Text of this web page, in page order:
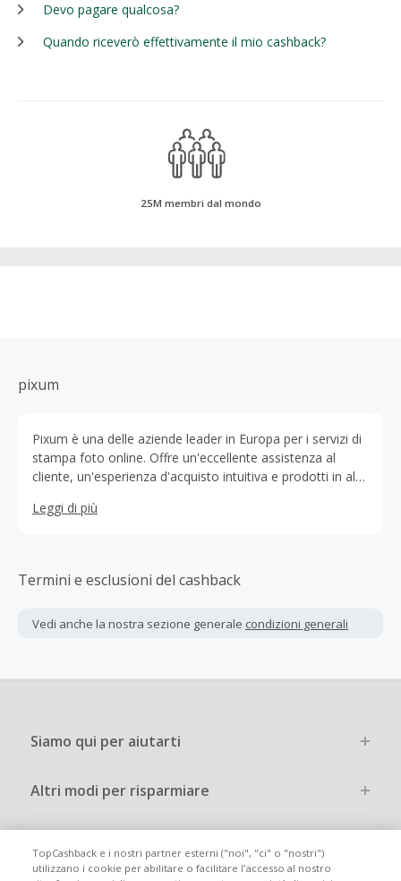
Devo pagare qualcosa?
Quando riceverò effettivamente il mio cashback?
25M membri dal mondo
pixum
Pixum è una delle aziende leader in Europa per i servizi di
stampa foto online. Offre un'eccellente assistenza al
cliente, un'esperienza d'acquisto intuitiva e prodotti in alta
calendari personalizzati.
Leggi di più
Termini e esclusioni del cashback
Vedi anche la nostra sezione generale condizioni generali
Siamo qui per aiutarti
Altri modi per risparmiare
TopCashback e i nostri partner esterni ("noi", "ci" o "nostri")
utilizzano i cookie per abilitare o facilitare l'accesso al nostro